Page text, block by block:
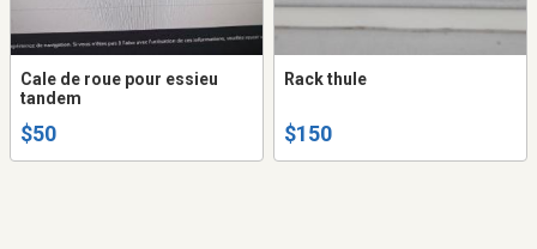
Cale de roue pour essieu
tandem
$50
Rack thule
$150